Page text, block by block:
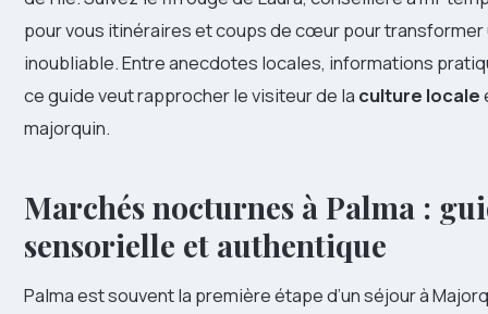
pour vous itinéraires et coups de cœur pour
inoubliable. Entre anecdotes locales, informations
ce guide veut rapprocher le visiteur de la culture locale
majorquin.
Marchés nocturnes à Palma :
sensorielle et authentique
Palma est souvent la première étape d’un séjour à